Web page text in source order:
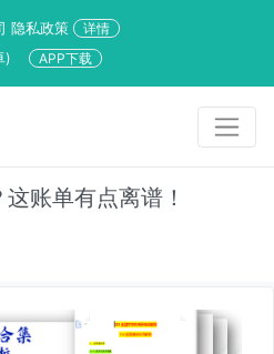
隐私政策
详情
)
APP下载
账单有点离谱！